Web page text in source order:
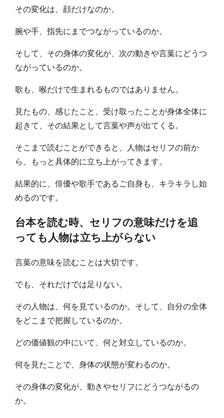
その変化は、顔だけなのか。
腕や手、指先にまでつながっているのか。
そして、その身体の変化が、次の動きや言葉にどうつ
ながっているのか。
歌も、喉だけで生まれるものではありません。
見たもの、感じたこと、受け取ったことが身体全体に
起きて、その結果として言葉や声が出てくる。
そこまで読むことができると、人物はセリフの前か
ら、もっと具体的に立ち上がってきます。
結果的に、俳優や歌手であるご自身も、キラキラし始
めるのです。
台本を読む時、セリフの意味だけを追
っても人物は立ち上がらない
言葉の意味を読むことは大切です。
でも、それだけでは足りない。
その人物は、何を見ているのか。そして、自分の全体
をどこまで把握しているのか。
どの価値観の中にいて、何と対立しているのか。
何を見たことで、身体の状態が変わるのか。
その身体の変化が、動きやセリフにどうつながるの
か。